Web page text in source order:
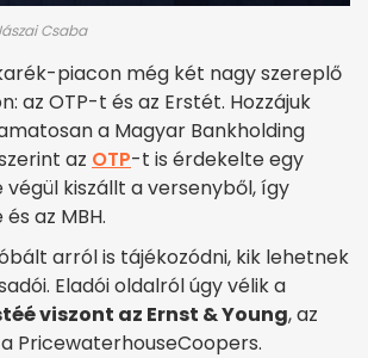
Csaba
piacon még két nagy szereplő
az OTP-t és az Erstét. Hozzájuk
a Magyar Bankholding
az OTP-t is érdekelte egy
végül kiszállt a versenyből, így
az MBH.
arról is tájékozódni, kik lehetnek
Eladói oldalról úgy vélik a
viszont az Ernst & Young, az
PricewaterhouseCoopers.